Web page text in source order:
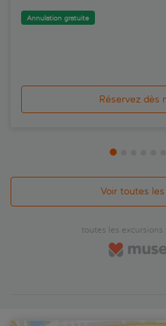
Annulation gratuite
Réservez dès
Voir toutes
toutes les excursions